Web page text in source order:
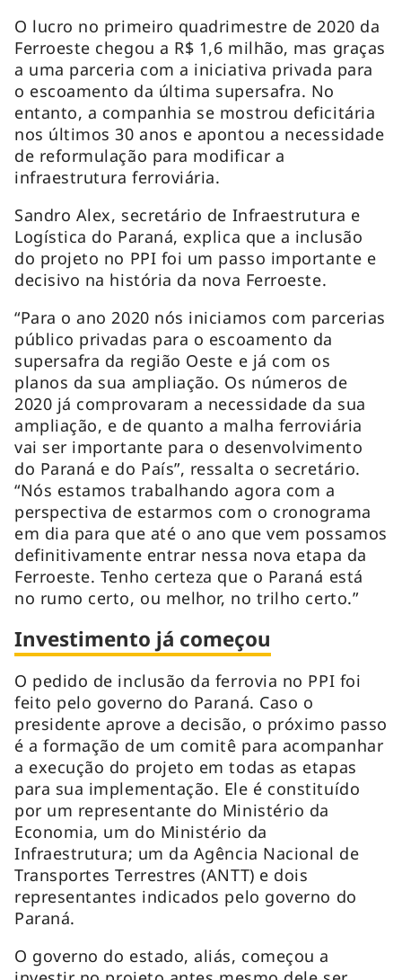
O lucro no primeiro quadrimestre de 2020 da
Ferroeste chegou a R$ 1,6 milhão, mas graças
a uma parceria com a iniciativa privada para
o escoamento da última supersafra. No
entanto, a companhia se mostrou deficitária
nos últimos 30 anos e apontou a necessidade
de reformulação para modificar a
infraestrutura ferroviária.
Sandro Alex, secretário de Infraestrutura e
Logística do Paraná, explica que a inclusão
do projeto no PPI foi um passo importante e
decisivo na história da nova Ferroeste.
“Para o ano 2020 nós iniciamos com parcerias
público privadas para o escoamento da
supersafra da região Oeste e já com os
planos da sua ampliação. Os números de
2020 já comprovaram a necessidade da sua
ampliação, e de quanto a malha ferroviária
vai ser importante para o desenvolvimento
do Paraná e do País”, ressalta o secretário.
“Nós estamos trabalhando agora com a
perspectiva de estarmos com o cronograma
em dia para que até o ano que vem possamos
definitivamente entrar nessa nova etapa da
Ferroeste. Tenho certeza que o Paraná está
no rumo certo, ou melhor, no trilho certo.”
Investimento já começou
O pedido de inclusão da ferrovia no PPI foi
feito pelo governo do Paraná. Caso o
presidente aprove a decisão, o próximo passo
é a formação de um comitê para acompanhar
a execução do projeto em todas as etapas
para sua implementação. Ele é constituído
por um representante do Ministério da
Economia, um do Ministério da
Infraestrutura; um da Agência Nacional de
Transportes Terrestres (ANTT) e dois
representantes indicados pelo governo do
Paraná.
O governo do estado, aliás, começou a